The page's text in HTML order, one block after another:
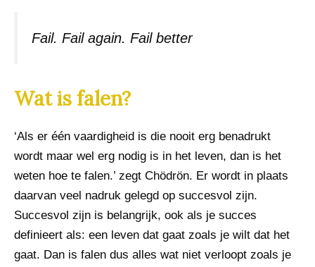
Fail. Fail again. Fail better
Wat is falen?
‘Als er één vaardigheid is die nooit erg benadrukt
wordt maar wel erg nodig is in het leven, dan is het
weten hoe te falen.’ zegt Chödrön. Er wordt in plaats
daarvan veel nadruk gelegd op succesvol zijn.
Succesvol zijn is belangrijk, ook als je succes
definieert als: een leven dat gaat zoals je wilt dat het
gaat. Dan is falen dus alles wat niet verloopt zoals je